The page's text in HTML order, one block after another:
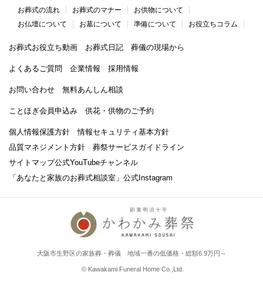
お葬式の流れ お葬式のマナー
お供物について
お仏壇について
お墓について 準備について お役立ちコラム
お葬式お役立ち動画 お葬式日記 葬儀の現場から
よくあるご質問 企業情報 採用情報
お問い合わせ 無料あんしん相談
ことほぎ会員申込み 供花・供物のご予約
個人情報保護方針
情報セキュリティ基本方針
品質マネジメント方針
葬祭サービスガイドライン
サイトマップ公式YouTubeチャンネル
「あなたと家族のお葬式相談室」 公式Instagram
大阪市生野区の家族葬・葬儀 地域一番の低価格・総額6.9万円～
© Kawakami Funeral Home Co.,Ltd.